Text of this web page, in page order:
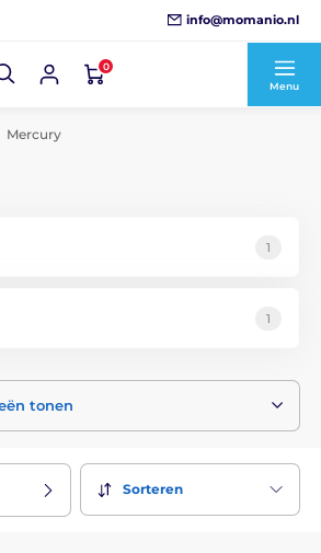
info@momanio.nl
0
Menu
Mercury
1
1
tonen
Sorteren